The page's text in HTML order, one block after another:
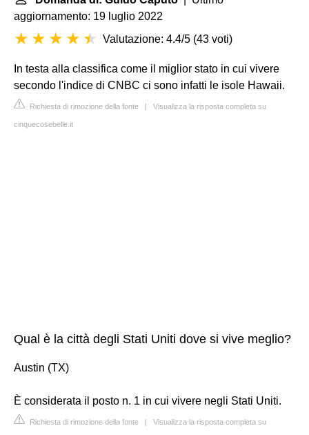
aggiornamento: 19 luglio 2022
Valutazione: 4.4/5 (43 voti)
In testa alla classifica come il miglior stato in cui vivere
secondo l'indice di CNBC ci sono infatti le isole Hawaii.
Richiesta di rimozione della fonte | Visualizza la risposta completa su
cinquecosebelle.it
Qual è la città degli Stati Uniti dove si vive meglio?
Austin (TX)
È considerata il posto n. 1 in cui vivere negli Stati Uniti.
Richiesta di rimozione della fonte | Visualizza la risposta completa su